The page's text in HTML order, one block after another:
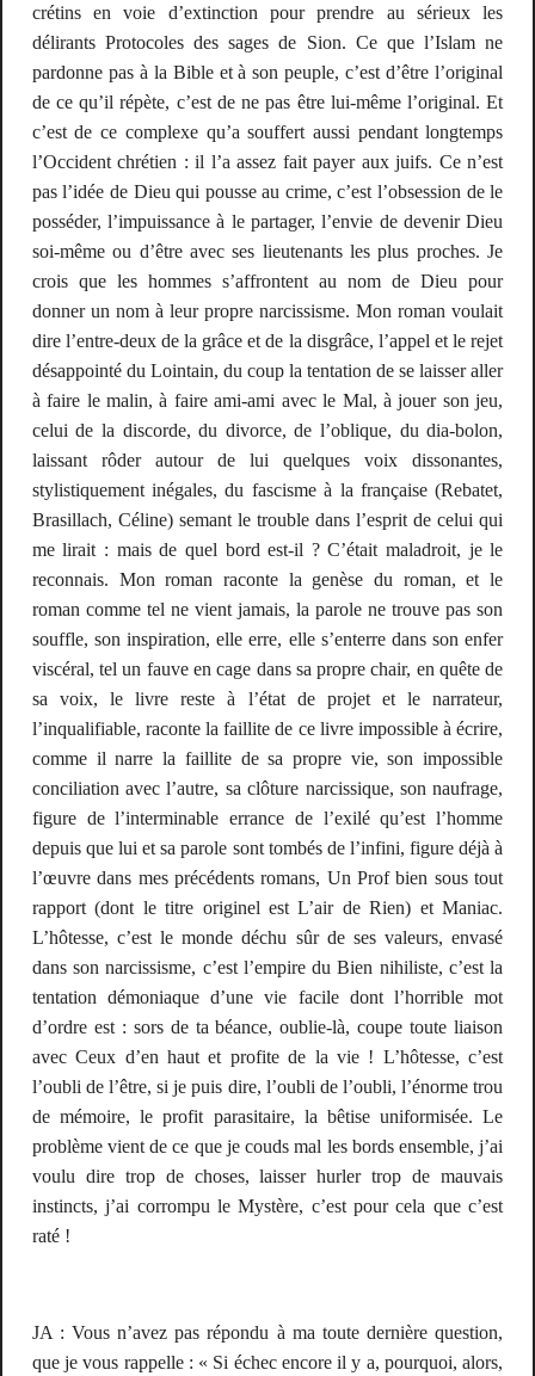
crétins en voie d’extinction pour prendre au sérieux les
délirants Protocoles des sages de Sion. Ce que l’Islam ne
pardonne pas à la Bibleet à son peuple, c’est d’être l’original
de ce qu’il répète, c’est de ne pas être lui-même l’original. Et
c’est de ce complexe qu’a souffert aussi pendant longtemps
l’Occident chrétien : il l’a assez fait payer aux juifs. Ce n’est
pas l’idée de Dieu qui pousse au crime, c’est l’obsession de le
posséder, l’impuissance à le partager, l’envie de devenir Dieu
soi-même ou d’être avec ses lieutenants les plus proches. Je
crois que les hommes s’affrontent au nom de Dieu pour
donner un nom à leur propre narcissisme. Mon roman voulait
dire l’entre-deux de la grâce et de la disgrâce, l’appel et le rejet
désappointé du Lointain, du coup la tentation de se laisser aller
à faire le malin, à faire ami-ami avec le Mal, à jouer son jeu,
celui de la discorde, du divorce, de l’oblique, dudia-bolon,
laissant rôder autour de lui quelques voix dissonantes,
stylistiquement inégales, du fascisme à la française (Rebatet,
Brasillach, Céline) semant le trouble dans l’esprit de celui qui
me lirait : mais de quel bord est-il ? C’était maladroit, je le
reconnais. Mon roman raconte la genèse du roman, et le
roman comme tel ne vient jamais, la parole ne trouve pas son
souffle, son inspiration, elle erre, elle s’enterre dans son enfer
viscéral, tel un fauve en cage dans sa propre chair, en quête de
sa voix, le livre reste à l’état de projet et le narrateur,
l’inqualifiable, raconte la faillite de ce livre impossible à écrire,
comme il narre la faillite de sa propre vie, son impossible
conciliation avec l’autre, sa clôture narcissique, son naufrage,
figure de l’interminable errance de l’exilé qu’est l’homme
depuis que lui et sa parole sont tombés de l’infini, figure déjà à
l’œuvre dans mes précédents romans, Un Prof bien sous tout
rapport(dont le titre originel estL’air de Rien) etManiac.
L’hôtesse, c’est le monde déchu sûr de ses valeurs, envasé
dans son narcissisme, c’est l’empire du Bien nihiliste, c’est la
tentation démoniaque d’une vie facile dont l’horrible mot
d’ordre est : sors de ta béance, oublie-là, coupe toute liaison
avec Ceux d’en haut et profite de la vie ! L’hôtesse, c’est
l’oubli de l’être, si je puis dire, l’oubli de l’oubli, l’énorme trou
de mémoire, le profit parasitaire, la bêtise uniformisée. Le
problème vient de ce que je couds mal les bords ensemble, j’ai
voulu dire trop de choses, laisser hurler trop de mauvais
instincts, j’ai corrompu le Mystère, c’est pour cela que c’est
raté !
JA : Vous n’avez pas répondu à ma toute dernière question,
que je vous rappelle : « Si échec encore il y a, pourquoi, alors,